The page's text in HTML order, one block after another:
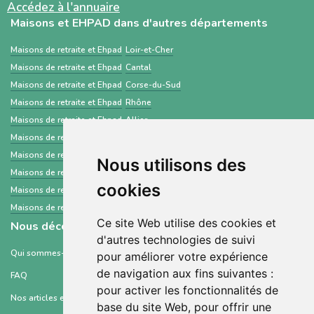
Nous utilisons des
cookies
Ce site Web utilise des cookies et
d'autres technologies de suivi
pour améliorer votre expérience
de navigation aux fins suivantes :
pour activer les fonctionnalités de
base du site Web, pour offrir une
Accédez à l'annuaire
Maisons et EHPAD dans d'autres départements
Maisons de retraite et Ehpad Loir-et-Cher
Maisons de retraite et Ehpad Cantal
Maisons de retraite et Ehpad Corse-du-Sud
Maisons de retraite et Ehpad Rhône
Maisons de retraite et Ehpad Allier
Maisons de retraite et Ehpad
Maisons de retraite et Ehpad
Maisons de retraite et Ehpad Tarn-et-Garonne
Maisons de retraite et Ehpad Guyane
Maisons de retraite et Ehpad
Nous découvrir
Qui sommes-nous ?
FAQ
Nos articles et ressources